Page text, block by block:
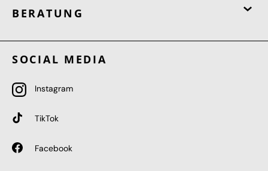
BERATUNG
SOCIAL MEDIA
Instagram
TikTok
Facebook